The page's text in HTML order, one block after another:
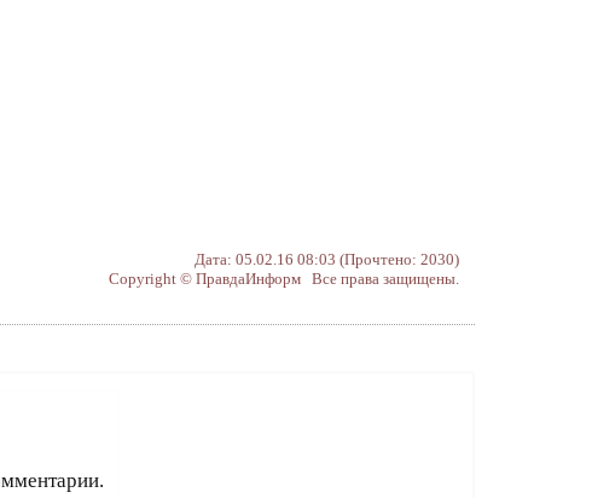
Дата: 05.02.16 08:03 (Прочтено: 2030)
Copyright © ПравдаИнформ Все права защищены.